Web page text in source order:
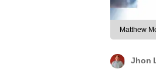
Matthew
Jhon